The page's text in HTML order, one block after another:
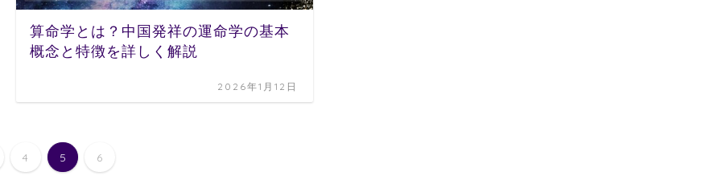
算命学とは？中国発祥の運命学の基本
概念と特徴を詳しく解説
2026年1月12日
4 5 6